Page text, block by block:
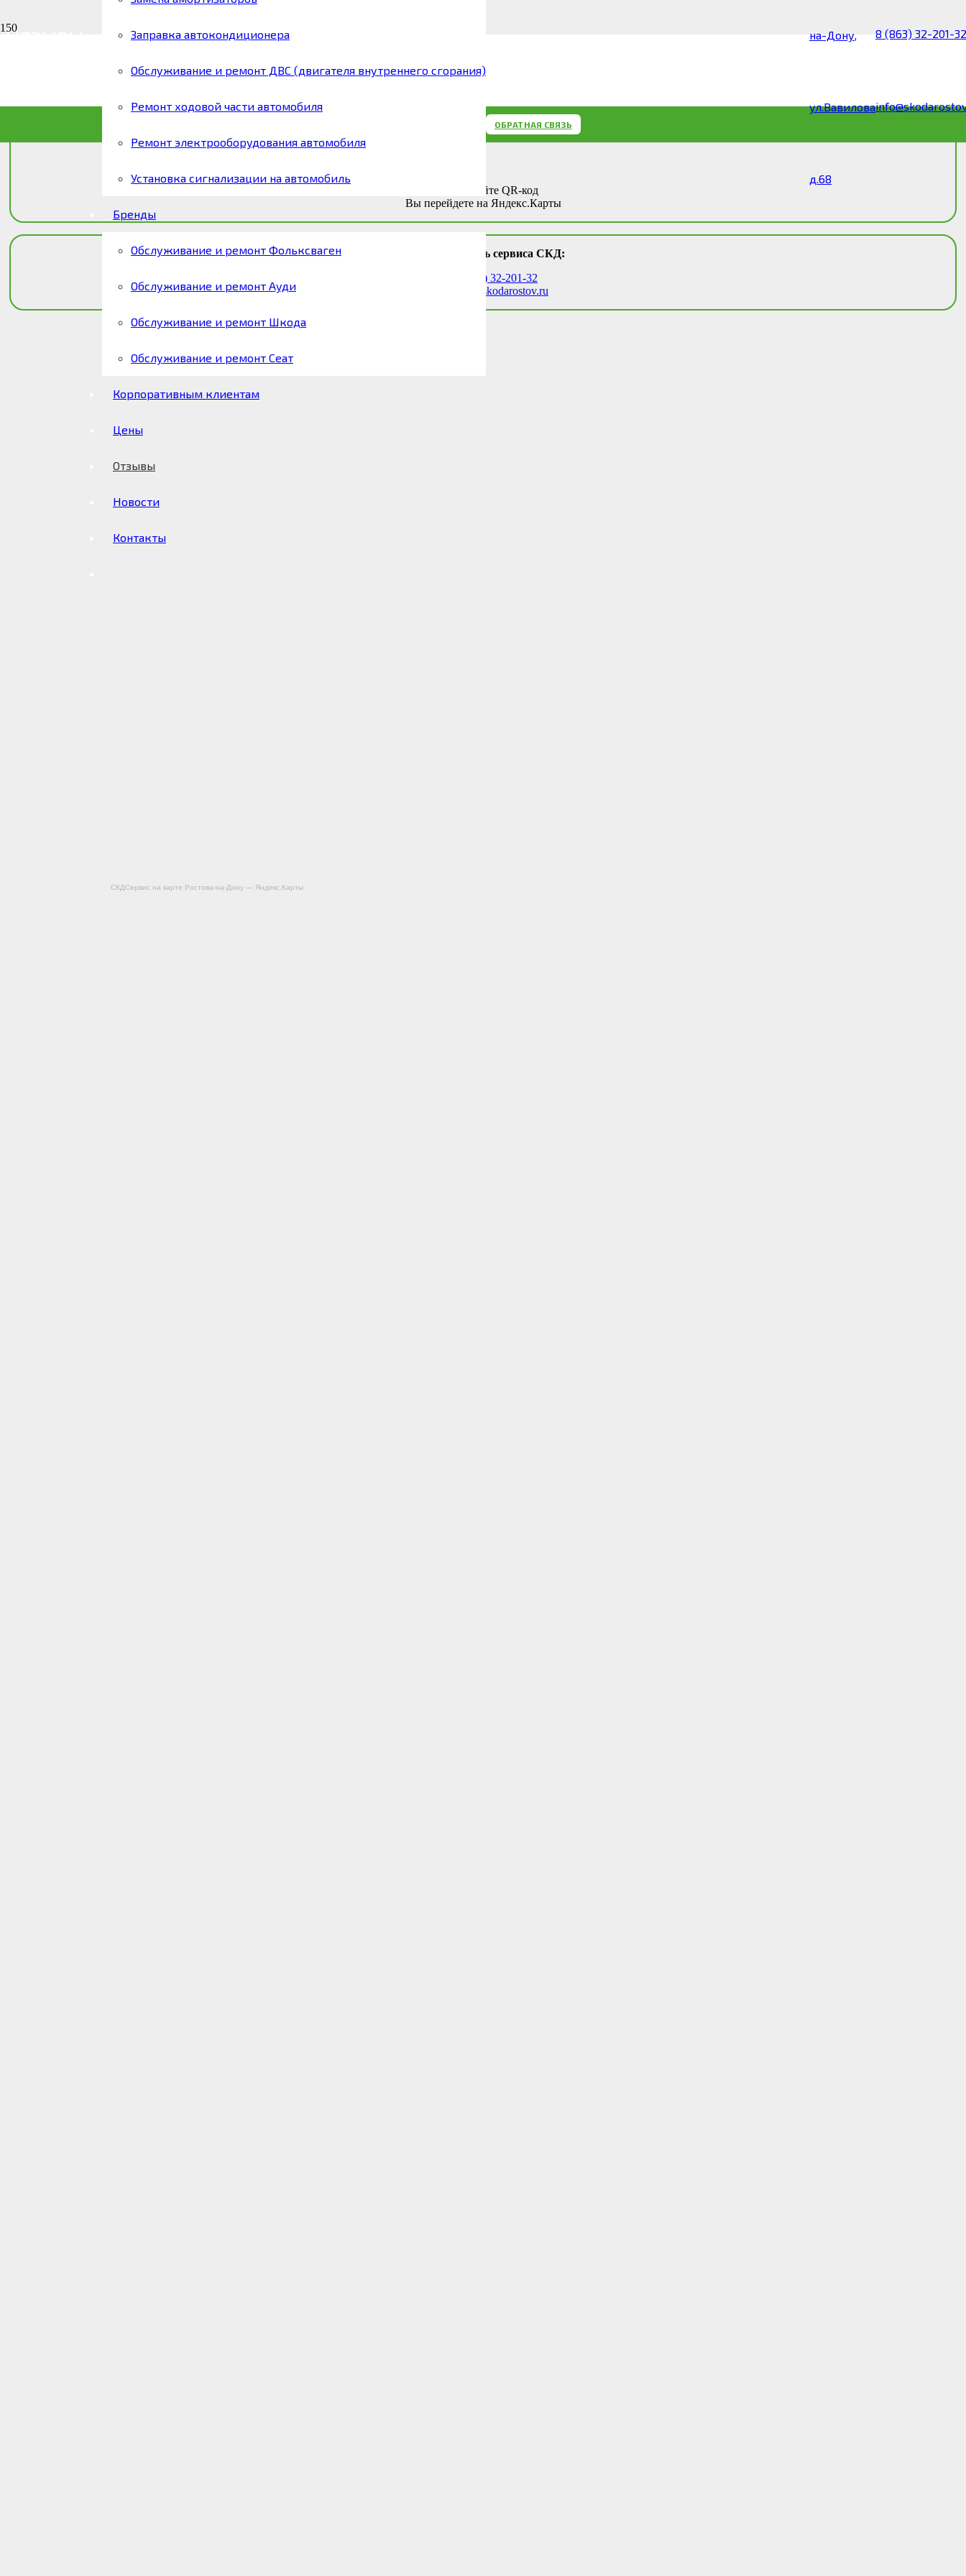
на-Дону,
ул.Вавилова
д.68
8 (863) 32-201-32
Заправка автокондиционера
Обслуживание и ремонт ДВС (двигателя внутреннего сгорания)
Ремонт ходовой части автомобиля
Ремонт электрооборудования автомобиля
Установка сигнализации на автомобиль
Бренды
Обслуживание и ремонт Фольксваген
Обслуживание и ремонт Ауди
Обслуживание и ремонт Шкода
Обслуживание и ремонт Сеат
Корпоративным клиентам
Цены
Отзывы
Новости
Контакты
ОБРАТНАЯ СВЯЗЬ
Отзывы
Отсканируйте QR-код
Вы перейдете на Яндекс.Карты
Оцените уровень сервиса СКД:
8 (863) 32-201-32
info@skodarostov.ru
СКДСервис на карте Ростова‑на‑Дону — Яндекс.Карты